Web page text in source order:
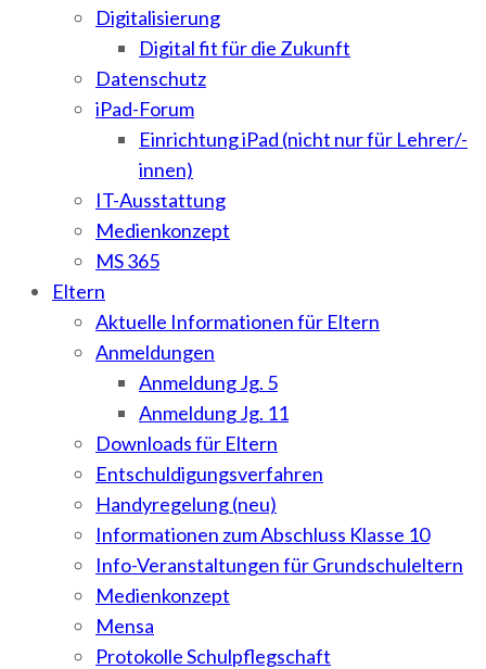
Digitalisierung
Digital fit für die Zukunft
Datenschutz
iPad-Forum
Einrichtung iPad (nicht nur für Lehrer/-
innen)
IT-Ausstattung
Medienkonzept
MS 365
Eltern
Aktuelle Informationen für Eltern
Anmeldungen
Anmeldung Jg. 5
Anmeldung Jg. 11
Downloads für Eltern
Entschuldigungsverfahren
Handyregelung (neu)
Informationen zum Abschluss Klasse 10
Info-Veranstaltungen für Grundschuleltern
Medienkonzept
Mensa
Protokolle Schulpflegschaft